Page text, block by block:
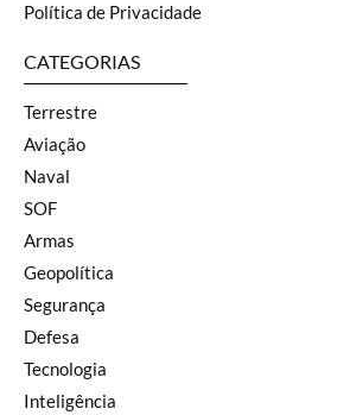
Política de Privacidade
CATEGORIAS
Terrestre
Aviação
Naval
SOF
Armas
Geopolítica
Segurança
Defesa
Tecnologia
Inteligência